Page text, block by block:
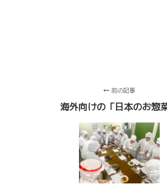
前の記事
海外向けの「日本のお惣